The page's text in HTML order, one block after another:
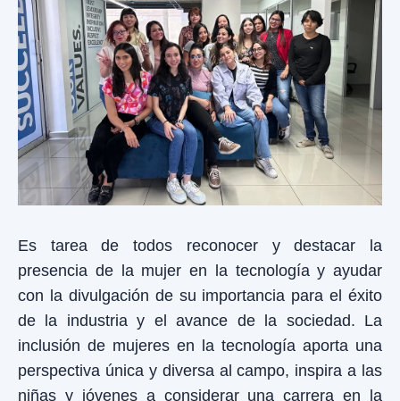
Es tarea de todos reconocer y destacar la
presencia de la mujer en la tecnología y ayudar
con la divulgación de su importancia para el éxito
de la industria y el avance de la sociedad. La
inclusión de mujeres en la tecnología aporta una
perspectiva única y diversa al campo, inspira a las
niñas y jóvenes a considerar una carrera en la